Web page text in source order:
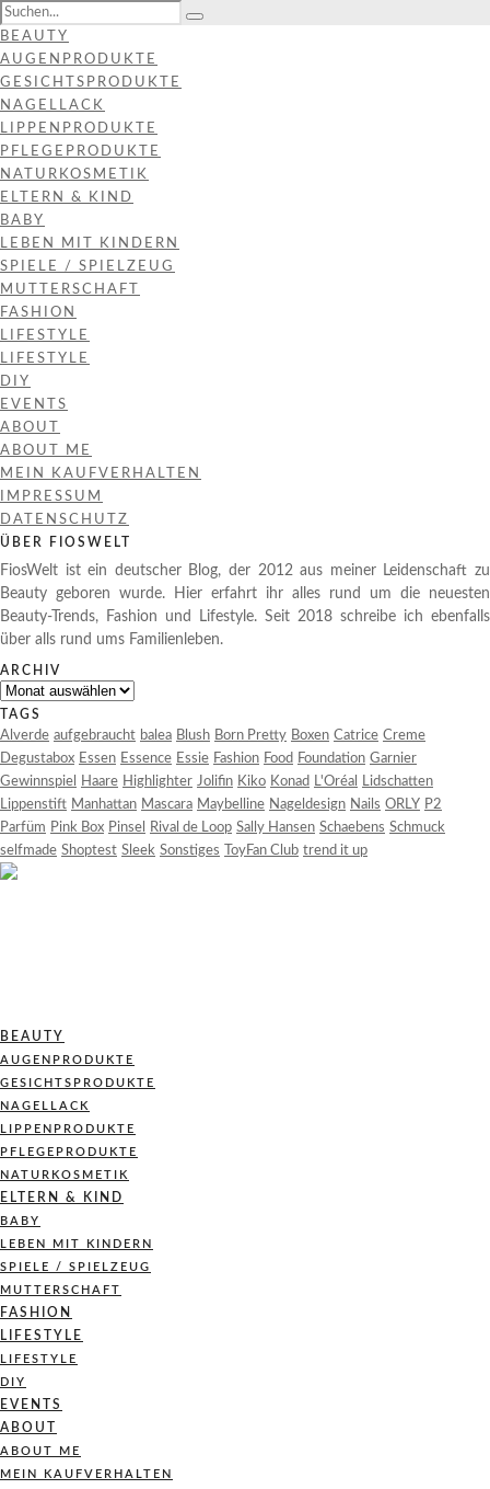
BEAUTY
AUGENPRODUKTE
GESICHTSPRODUKTE
NAGELLACK
LIPPENPRODUKTE
PFLEGEPRODUKTE
NATURKOSMETIK
ELTERN & KIND
BABY
LEBEN MIT KINDERN
SPIELE / SPIELZEUG
MUTTERSCHAFT
FASHION
LIFESTYLE
LIFESTYLE
DIY
EVENTS
ABOUT
ABOUT ME
MEIN KAUFVERHALTEN
IMPRESSUM
DATENSCHUTZ
ÜBER FIOSWELT
FiosWelt ist ein deutscher Blog, der 2012 aus meiner Leidenschaft zu
Beauty geboren wurde. Hier erfahrt ihr alles rund um die neuesten
Beauty-Trends, Fashion und Lifestyle. Seit 2018 schreibe ich ebenfalls
über alls rund ums Familienleben.
ARCHIV
Archiv
TAGS
Alverde aufgebraucht balea Blush Born Pretty Boxen Catrice Creme
Degustabox Essen Essence Essie Fashion Food Foundation Garnier
Gewinnspiel
Haare Highlighter Jolifin Kiko Konad L'Oréal
Lidschatten
Lippenstift Manhattan Mascara Maybelline Nageldesign Nails ORLY P2
Parfüm Pink Box Pinsel Rival de Loop Sally Hansen Schaebens Schmuck
selfmade Shoptest Sleek Sonstiges ToyFan Club trend it up
BEAUTY
AUGENPRODUKTE
GESICHTSPRODUKTE
NAGELLACK
LIPPENPRODUKTE
PFLEGEPRODUKTE
NATURKOSMETIK
ELTERN & KIND
BABY
LEBEN MIT KINDERN
SPIELE / SPIELZEUG
MUTTERSCHAFT
FASHION
LIFESTYLE
LIFESTYLE
DIY
EVENTS
ABOUT
ABOUT ME
MEIN KAUFVERHALTEN